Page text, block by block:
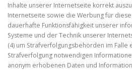
Inhalte unserer Internetseite korrekt
Internetseite sowie die Werbung für
dauerhafte Funktionsfähigkeit unserer
Systeme und der Technik unserer
(4) um Strafverfolgungsbehörden im
Strafverfolgung notwendigen
anonym erhobenen Daten und